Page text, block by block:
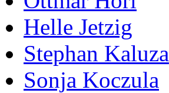
Helle Jetzig
Stephan Kaluza
Sonja Koczula